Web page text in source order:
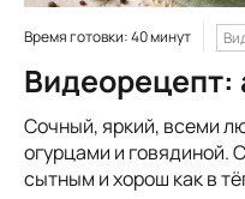
Время готовки: 40 минут
Видеорецепт:
Сочный, яркий, всеми
огурцами и говядиной.
сытным и хорош как в